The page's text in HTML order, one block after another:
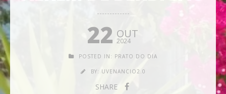
22 OUT
2024
POSTED IN: PRATO DO DIA
BY: UVENANCIO2.0
SHARE